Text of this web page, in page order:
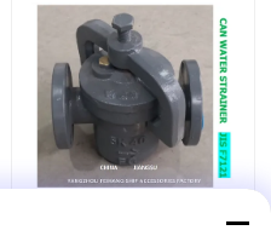
IMPA 872003 Marine-